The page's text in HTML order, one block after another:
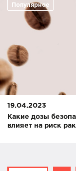
Популярное
19.04.2023
Какие дозы
влияет на риск